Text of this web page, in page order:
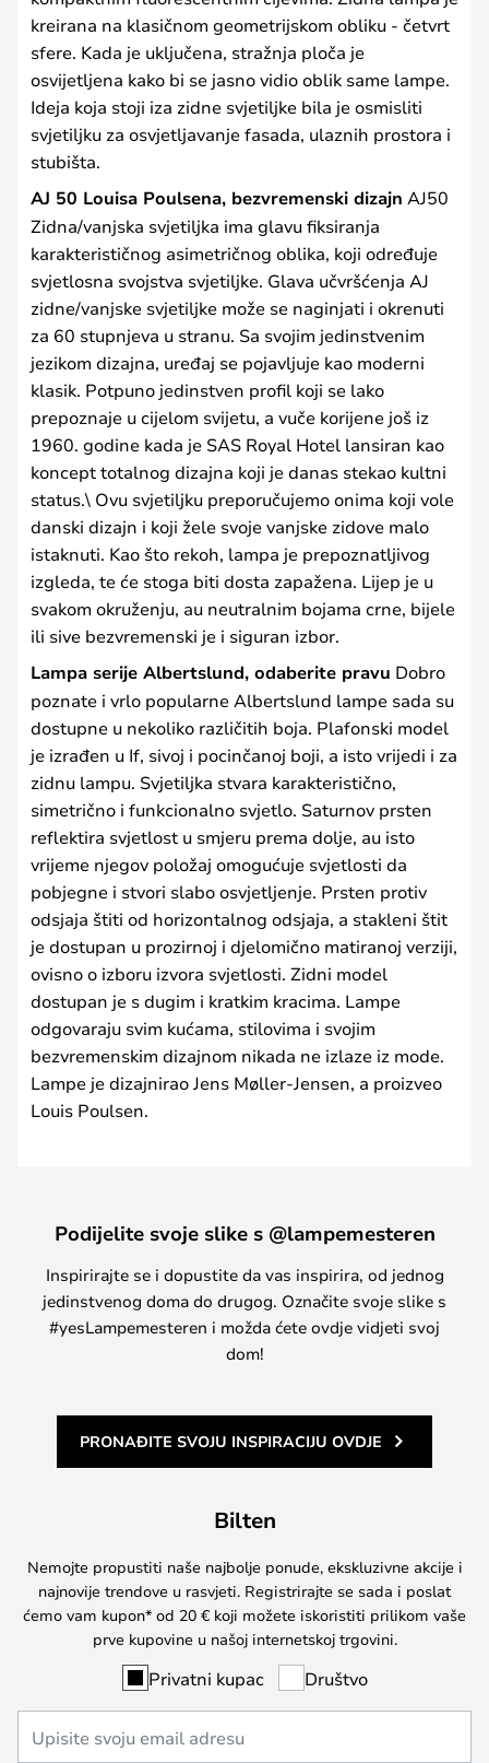
kreirana na klasičnom geometrijskom obliku - četvrt
sfere. Kada je uključena, stražnja ploča je
osvijetljena kako bi se jasno vidio oblik same lampe.
Ideja koja stoji iza zidne svjetiljke bila je osmisliti
svjetiljku za osvjetljavanje fasada, ulaznih prostora i
stubišta.
AJ 50 Louisa Poulsena, bezvremenski dizajn AJ50
Zidna/vanjska svjetiljka ima glavu fiksiranja
karakterističnog asimetričnog oblika, koji određuje
svjetlosna svojstva svjetiljke. Glava učvršćenja AJ
zidne/vanjske svjetiljke može se naginjati i okrenuti
za 60 stupnjeva u stranu. Sa svojim jedinstvenim
jezikom dizajna, uređaj se pojavljuje kao moderni
klasik. Potpuno jedinstven profil koji se lako
prepoznaje u cijelom svijetu, a vuče korijene još iz
1960. godine kada je SAS Royal Hotel lansiran kao
koncept totalnog dizajna koji je danas stekao kultni
status.\ Ovu svjetiljku preporučujemo onima koji vole
danski dizajn i koji žele svoje vanjske zidove malo
istaknuti. Kao što rekoh, lampa je prepoznatljivog
izgleda, te će stoga biti dosta zapažena. Lijep je u
svakom okruženju, au neutralnim bojama crne, bijele
ili sive bezvremenski je i siguran izbor.
Lampa serije Albertslund, odaberite pravu Dobro
poznate i vrlo popularne Albertslund lampe sada su
dostupne u nekoliko različitih boja. Plafonski model
je izrađen u If, sivoj i pocinčanoj boji, a isto vrijedi i za
zidnu lampu. Svjetiljka stvara karakteristično,
simetrično i funkcionalno svjetlo. Saturnov prsten
reflektira svjetlost u smjeru prema dolje, au isto
vrijeme njegov položaj omogućuje svjetlosti da
pobjegne i stvori slabo osvjetljenje. Prsten protiv
odsjaja štiti od horizontalnog odsjaja, a stakleni štit
je dostupan u prozirnoj i djelomično matiranoj verziji,
ovisno o izboru izvora svjetlosti. Zidni model
dostupan je s dugim i kratkim kracima. Lampe
odgovaraju svim kućama, stilovima i svojim
bezvremenskim dizajnom nikada ne izlaze iz mode.
Lampe je dizajnirao Jens Møller-Jensen, a proizveo
Louis Poulsen.
Podijelite svoje slike s @lampemesteren
Inspirirajte se i dopustite da vas inspirira, od jednog
jedinstvenog doma do drugog. Označite svoje slike s
#yesLampemesteren i možda ćete ovdje vidjeti svoj
dom!
PRONAĐITE SVOJU INSPIRACIJU OVDJE
Bilten
Nemojte propustiti naše najbolje ponude, ekskluzivne akcije i
najnovije trendove u rasvjeti. Registrirajte se sada i poslat
ćemo vam kupon* od 20 € koji možete iskoristiti prilikom vaše
prve kupovine u našoj internetskoj trgovini.
Privatni kupac Društvo